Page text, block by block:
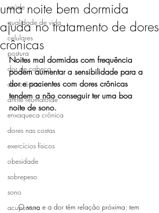
saúde
qualidade de vida
celulares
postura
dor de cabeça
dor crônica
artrite reumatoide
enxaqueca crônica
dores nas costas
exercícios físicos
obesidade
sobrepeso
sono
acupuntura
uma noite bem dormida
ajuda no tratamento de dores
crônicas
Noites mal dormidas com frequência
podem aumentar a sensibilidade para a
dor e pacientes com dores crônicas
tendem a não conseguir ter uma boa
noite de sono.
O sono e a dor têm relação próxima: tem